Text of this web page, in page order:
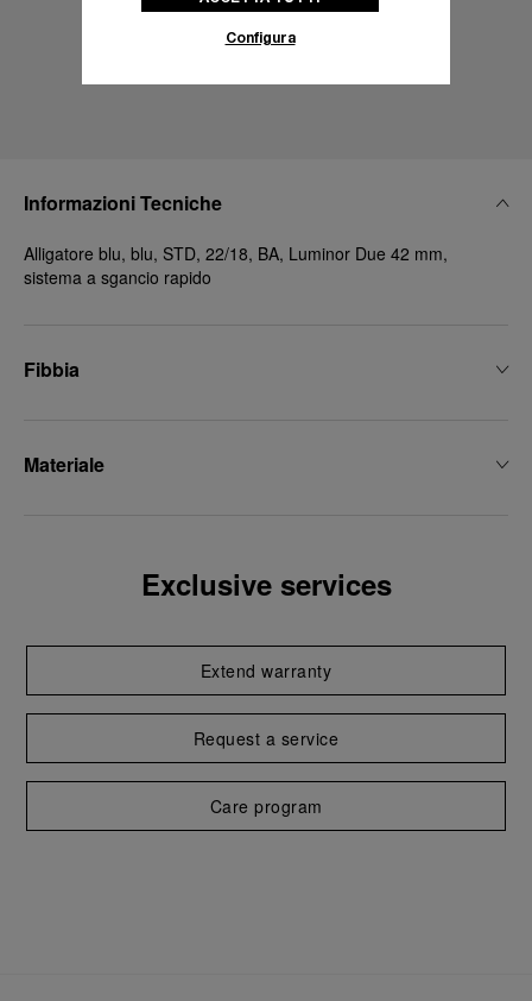
Informazioni Tecniche
Alligatore blu, blu, STD, 22/18, BA, Luminor Due 42 mm,
sistema a sgancio rapido
Fibbia
Materiale
Exclusive services
Extend warranty
Request a service
Care program
Configura